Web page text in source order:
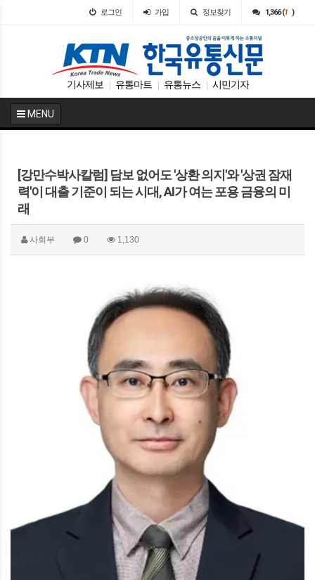
로그인 가입 정보찾기 1,366 (1 )
기사제보 유통마트 유통뉴스 시민기자
MENU
[강만수박사칼럼] 담보 없어도 '상환 의지'와 '상권 잠재
력'이 대출 기준이 되는 시대, AI가 여는 포용 금융의 미
래
사회부 0 1,130